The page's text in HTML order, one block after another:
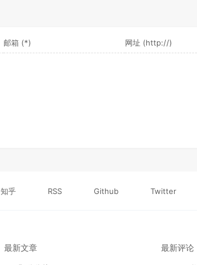
知乎 RSS Github Twitter
最新文章 最新评论